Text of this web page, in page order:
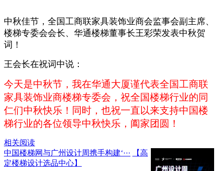
中秋佳节，全国工商联家具装饰业商会监事会副主席、
楼梯专委会会长、华通楼梯董事长王彩荣发表中秋贺
词！
王会长在祝词中说：
今天是中秋节，我在华通大厦谨代表全国工商联
家具装饰业商楼梯专委会，祝全国楼梯行业的同
仁们中秋快乐！同时，也祝一直以来支持中国楼
梯行业的各位领导中秋快乐，阖家团圆！
相关阅读
中国楼梯网与广州设计周携手构建‘···
【高
定楼梯设计选品中心】